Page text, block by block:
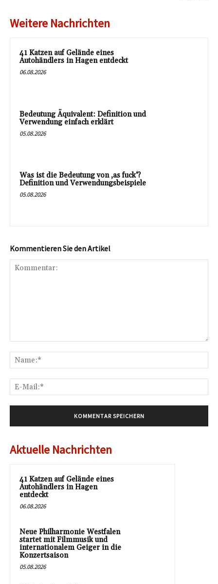
Weitere Nachrichten
41 Katzen auf Gelände eines
Autohändlers in Hagen entdeckt
06.08.2026
Bedeutung Äquivalent: Definition und
Verwendung einfach erklärt
05.08.2026
Was ist die Bedeutung von ‚as fuck‘?
Definition und Verwendungsbeispiele
05.08.2026
Kommentieren Sie den Artikel
Aktuelle Nachrichten
41 Katzen auf Gelände eines
Autohändlers in Hagen
entdeckt
06.08.2026
Neue Philharmonie Westfalen
startet mit Filmmusik und
internationalem Geiger in die
Konzertsaison
05.08.2026